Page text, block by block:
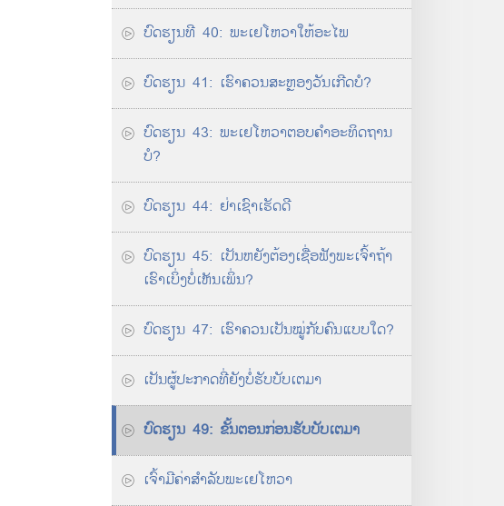
ບົດ​ຮຽນ​ທີ 40: ພະ​ເຢໂຫວາ​ໃຫ້​ອະໄພ
ບົດ​ຮຽນ 41: ເຮົາ​ຄວນ​ສະຫຼອງ​ວັນ​ເກີດ​ບໍ?
ບົດ​ຮຽນ 43: ພະ​ເຢໂຫວາ​ຕອບ​ຄຳ​ອະທິດຖານ​
ບໍ?
ບົດ​ຮຽນ 44: ຢ່າ​ເຊົາ​ເຮັດ​ດີ
ບົດ​ຮຽນ 45: ເປັນ​ຫຍັງ​ຕ້ອງ​ເຊື່ອຟັງ​ພະເຈົ້າ​ຖ້າ​
ເຮົາ​ເບິ່ງ​ບໍ່​ເຫັນ​ເພິ່ນ?
ບົດ​ຮຽນ 47: ເຮົາ​ຄວນ​ເປັນ​ໝູ່​ກັບ​ຄົນ​ແບບ​ໃດ?
ເປັນ​ຜູ້​ປະກາດ​ທີ່​ຍັງ​ບໍ່​ຮັບ​ບັບເຕມາ
ບົດ​ຮຽນ 49: ຂັ້ນ​ຕອນ​ກ່ອນ​ຮັບ​ບັບເຕມາ
ເຈົ້າ​ມີ​ຄ່າ​ສຳລັບ​ພະ​ເຢໂຫວາ